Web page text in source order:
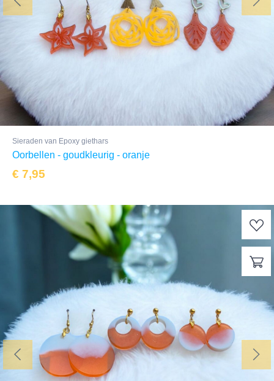
Sieraden van Epoxy giethars
Oorbellen - goudkleurig - oranje
€ 7,95